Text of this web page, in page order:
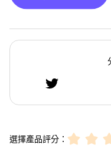
選擇產品評分：